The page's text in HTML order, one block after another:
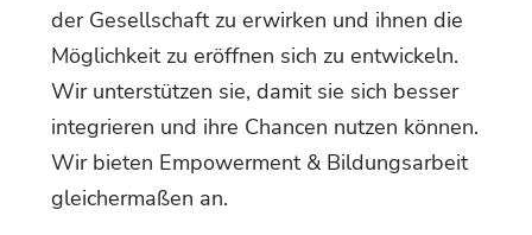
der Gesellschaft zu erwirken und ihnen die
Möglichkeit zu eröffnen sich zu entwickeln.
Wir unterstützen sie, damit sie sich besser
integrieren und ihre Chancen nutzen können.
Wir bieten Empowerment & Bildungsarbeit
gleichermaßen an.